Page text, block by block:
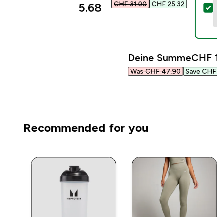
5.68‎
CHF 31.00‎
CHF 25.32‎
Deine SummeCHF
Was CHF 47.90‎ Save
Recommended for you